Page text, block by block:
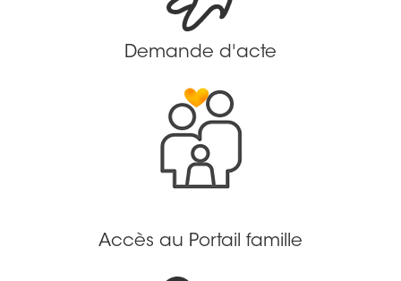
Demande d'acte
Accès au Portail famille